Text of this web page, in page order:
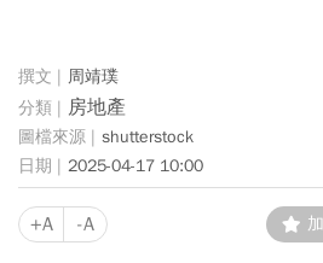
周靖璞
房地產
shutterstock
2025-04-17 10:00
+A -A